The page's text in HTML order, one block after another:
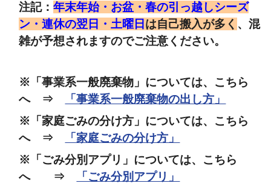
注記：年末年始・お盆・春の引っ越しシーズ
ン・連休の翌日・土曜日 は自己搬入が多く 、混
雑が予想されますのでご注意ください。
※「事業系一般廃棄物」については、こちら
へ ⇒
「事業系一般廃棄物の出し方」
※「家庭ごみの分け方」については、こちら
へ ⇒
「家庭ごみの分け方」
※「ごみ分別アプリ」については、こちら
へ ⇒
「ごみ分別アプリ」